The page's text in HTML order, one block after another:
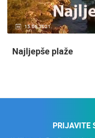
15.06.2021.
Najljepše plaže
PRIJAVITE